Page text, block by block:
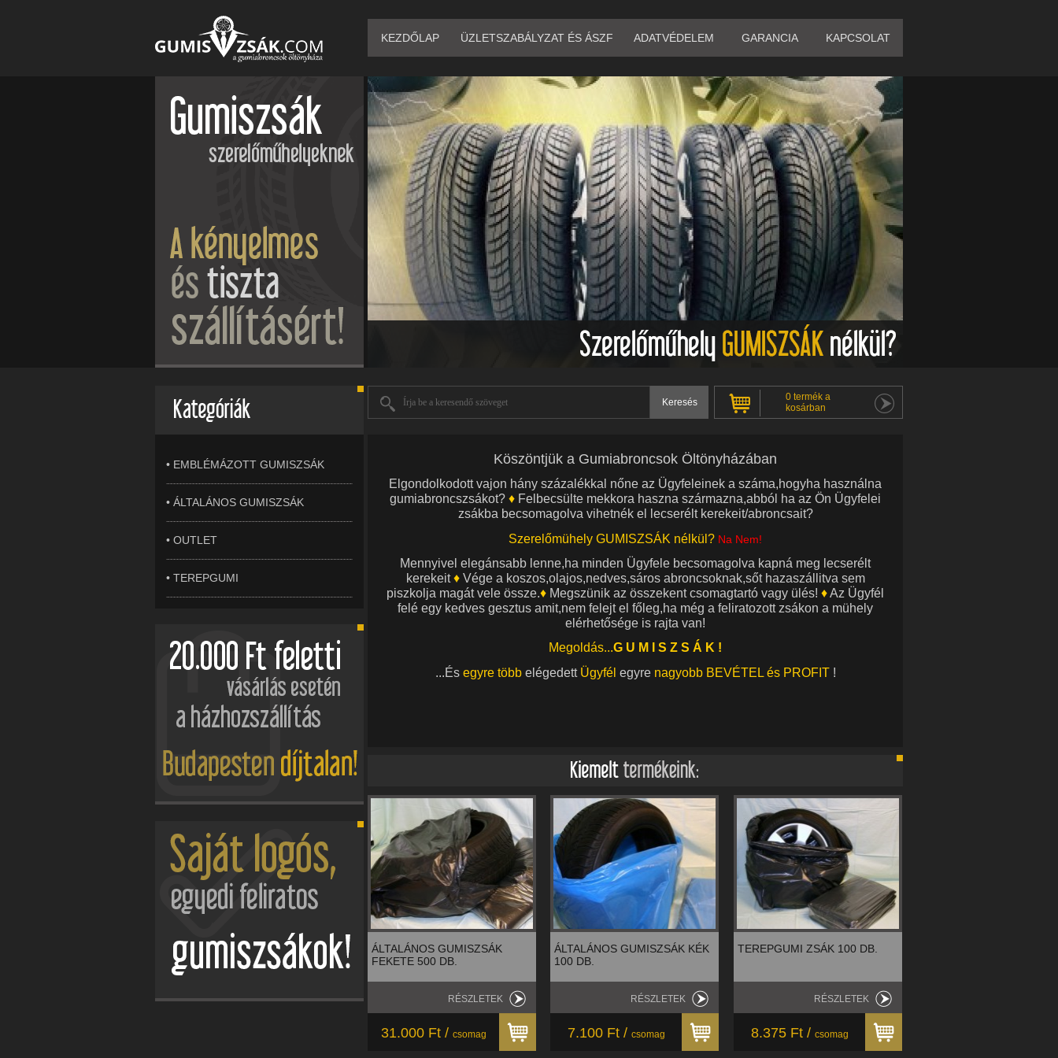
KEZDŐLAP ÜZLETSZABÁLYZAT ÉS ÁSZF ADATVÉDELEM GARANCIA KAPCSOLAT
• EMBLÉMÁZOTT GUMISZSÁK
• ÁLTALÁNOS GUMISZSÁK
• OUTLET
• TEREPGUMI
Írja be a keresendő szöveget Keresés
0 termék a
kosárban
Köszöntjük a Gumiabroncsok Öltönyházában
Elgondolkodott vajon hány százalékkal nőne az Ügyfeleinek a száma,hogyha használna
gumiabroncszsákot? ♦ Felbecsülte mekkora haszna származna,abból ha az Ön Ügyfelei
zsákba becsomagolva vihetnék el lecserélt kerekeit/abroncsait?
Szerelőmühely GUMISZSÁK nélkül? Na Nem!
Mennyivel elegánsabb lenne,ha minden Ügyfele becsomagolva kapná meg lecserélt
kerekeit♦Vége a koszos,olajos,nedves,sáros abroncsoknak,sőt hazaszállitva sem
piszkolja magát vele össze.♦ Megszünik az összekent csomagtartó vagy ülés! ♦Az Ügyfél
felé egy kedves gesztus amit,nem felejt el főleg,ha még a feliratozott zsákon a mühely
elérhetősége is rajta van!
Megoldás...G U M I S Z S Á K !
...És egyre többelégedett Ügyfél egyre nagyobbBEVÉTEL és PROFIT !
ÁLTALÁNOS GUMISZSÁK
FEKETE 500 DB.
RÉSZLETEK
31.000 Ft / csomag
ÁLTALÁNOS GUMISZSÁK KÉK
100 DB.
RÉSZLETEK
7.100 Ft / csomag
TEREPGUMI ZSÁK 100 DB.
RÉSZLETEK
8.375 Ft / csomag